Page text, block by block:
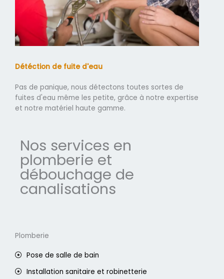
Détéction de fuite d'eau
Pas de panique, nous détectons toutes sortes de
fuites d'eau même les petite, grâce à notre expertise
et notre matériel haute gamme.
Nos services en
plomberie et
débouchage de
canalisations
Plomberie
Pose de salle de bain
Installation sanitaire et robinetterie